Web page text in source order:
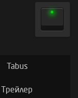
Tabus
Трейлер